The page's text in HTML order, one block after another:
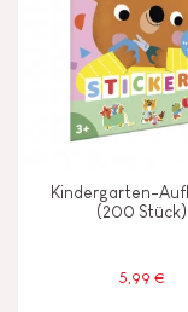
MERKMALE
Farben
2 - 3
Kindergarten-
(200 Stück)
5,99 €